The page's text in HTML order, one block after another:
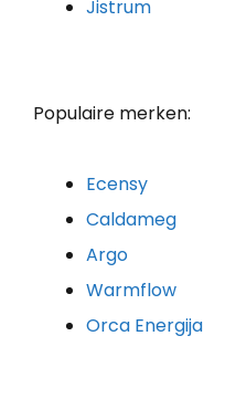
Jistrum
Populaire merken:
Ecensy
Caldameg
Argo
Warmflow
Orca Energija